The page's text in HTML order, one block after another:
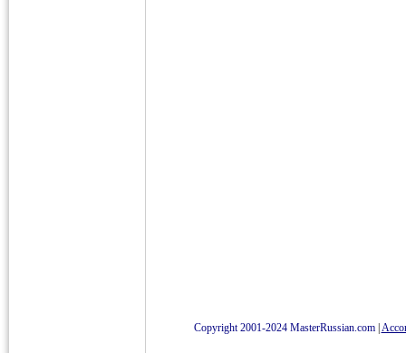
Copyright 2001-2024 MasterRussian.com|